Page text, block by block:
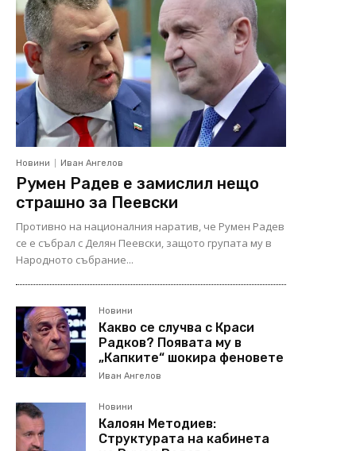
Новини Иван Ангелов
Румен Радев е замислил нещо
страшно за Пеевски
Противно на националния наратив, че Румен Радев
се е събрал с Делян Пеевски, защото групата му в
Народното събрание...
Новини
Какво се случва с Краси
Радков? Появата му в
„Капките“ шокира феновете
Иван Ангелов
Новини
Калоян Методиев:
Структурата на кабинета